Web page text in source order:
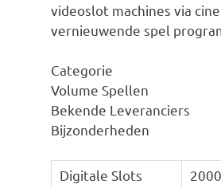
videoslot machines via
vernieuwende spel
Categorie
Volume Spellen
Bekende Leveranciers
Bijzonderheden
Digitale Slots